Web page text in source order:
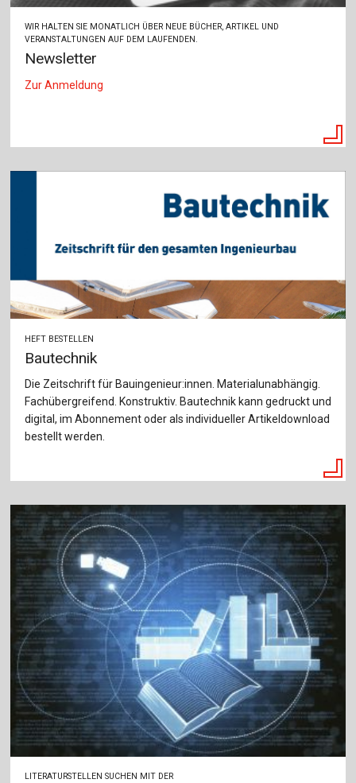
WIR HALTEN SIE MONATLICH ÜBER NEUE BÜCHER, ARTIKEL UND
VERANSTALTUNGEN AUF DEM LAUFENDEN.
Newsletter
Zur Anmeldung
HEFT BESTELLEN
Bautechnik
Die Zeitschrift für Bauingenieur:innen. Materialunabhängig.
Fachübergreifend. Konstruktiv. Bautechnik kann gedruckt und
digital, im Abonnement oder als individueller Artikeldownload
bestellt werden.
LITERATURSTELLEN SUCHEN MIT DER